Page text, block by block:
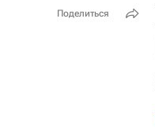
Поделиться